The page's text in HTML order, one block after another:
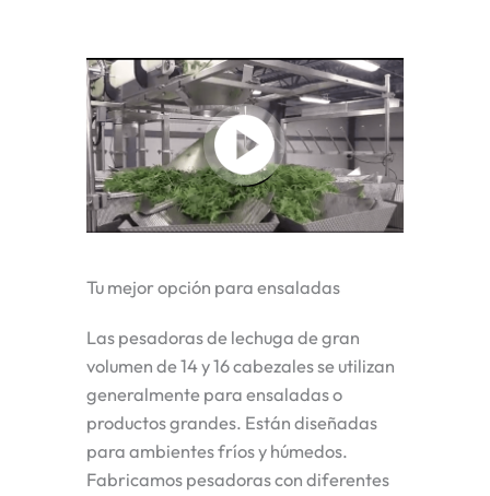
Tu mejor opción para ensaladas
Las pesadoras de lechuga de gran
volumen de 14 y 16 cabezales se utilizan
generalmente para ensaladas o
productos grandes. Están diseñadas
para ambientes fríos y húmedos.
Fabricamos pesadoras con diferentes